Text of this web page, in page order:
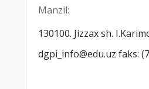
Manzil:
130100. Jizzax sh.
dgpi_info@edu.uz faks: